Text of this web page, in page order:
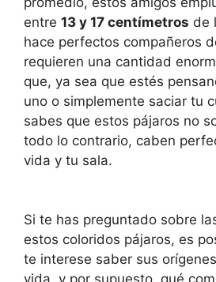
entre 13 y 17 centímetros de
hace perfectos compañeros
requieren una cantidad
que, ya sea que estés
uno o simplemente saciar tu
sabes que estos pájaros no
todo lo contrario, caben
vida y tu sala.
Si te has preguntado sobre
estos coloridos pájaros, es
te interese saber sus